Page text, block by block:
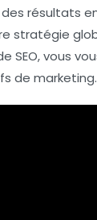
résultats
stratégie
SEO, vous
de marketing.